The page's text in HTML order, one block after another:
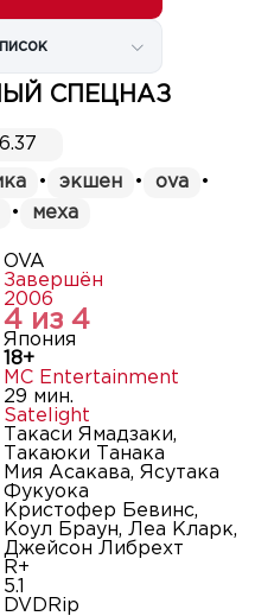
СПЕЦНАЗ
• экшен • ova
•
• меха
OVA
Завершён
2006
4 из 4
Япония
18+
MC Entertainment
29 мин.
Satelight
Такаси Ямадзаки,
Такаюки Танака
Мия Асакава, Ясутака
Фукуока
Кристофер Бевинс,
Коул Браун, Леа Кларк,
Джейсон Либрехт
R+
5.1
DVDRip